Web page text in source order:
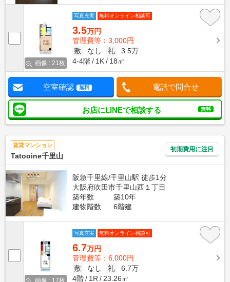
画像 : 21枚
写真充実 無料オンライン相談可
3.5万円
管理費等：3,000円
敷
なし 礼
3.5万
4-4階
1K 18㎡
空室確認 無料 電話で問合せ
お店にLINEで相談する 無料
賃貸マンション
Tatooine千里山
初期費用に注目
阪急千里線/千里山駅 徒歩1分
大阪府吹田市千里山西１丁目
築年数
築10年
建物階数
6階建
画像 : 17枚
写真充実 無料オンライン相談可
6.7万円
管理費等：6,000円
敷
なし 礼
6.7万
4階
1R 23.26㎡